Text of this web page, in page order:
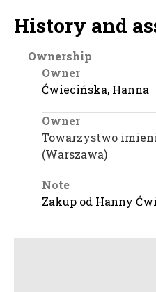
History and
Ownership
Owner
Ćwiecińska, Hanna
Owner
Towarzystwo
(Warszawa)
Note
Zakup od Hanny